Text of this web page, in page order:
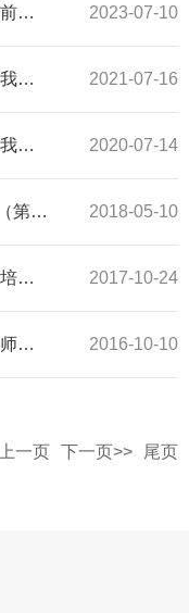
我校承办2023年海南省高校教师岗前培训 2023-07-10
2021年海南省高校教师岗前培训在我校举行 2021-07-16
2020年海南省高校教师岗前培训在我校举行 2020-07-14
海南省高校硕士研究生导师培训班（第二期）开班典礼顺利举行 2018-05-10
2017年海南省高校硕士研究生导师培训班开班典礼顺利举行 2017-10-24
教育部2016年中西部高校新入职教师国培示范项目在海师开班 2016-10-10
一页 下一页>> 尾页